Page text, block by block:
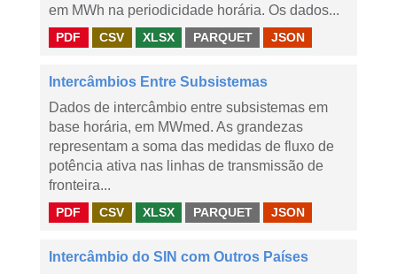
em MWh na periodicidade horária. Os dados...
PDF CSV XLSX PARQUET JSON
Intercâmbios Entre Subsistemas
Dados de intercâmbio entre subsistemas em
base horária, em MWmed. As grandezas
representam a soma das medidas de fluxo de
potência ativa nas linhas de transmissão de
fronteira...
PDF CSV XLSX PARQUET JSON
Intercâmbio do SIN com Outros Países